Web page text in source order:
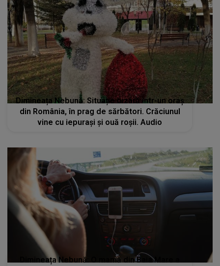
Dimineața Nebună: Situație bizară într-un oraș
din România, în prag de sărbători. Crăciunul
vine cu iepurași și ouă roșii. Audio
Dimineața Nebună: O mamă din Baia Mare a